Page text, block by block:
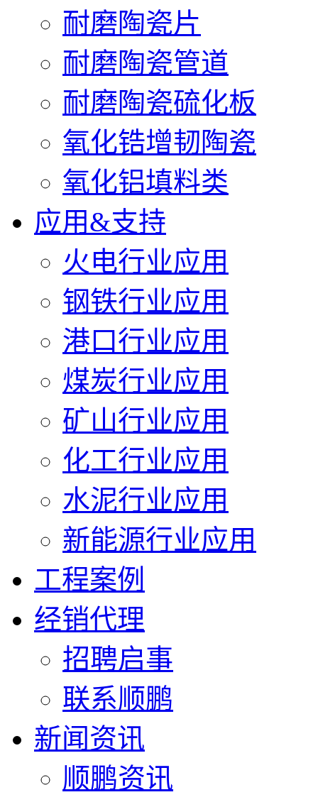
耐磨陶瓷片
耐磨陶瓷管道
耐磨陶瓷硫化板
氧化锆增韧陶瓷
氧化铝填料类
应用&支持
火电行业应用
钢铁行业应用
港口行业应用
煤炭行业应用
矿山行业应用
化工行业应用
水泥行业应用
新能源行业应用
工程案例
经销代理
招聘启事
联系顺鹏
新闻资讯
顺鹏资讯